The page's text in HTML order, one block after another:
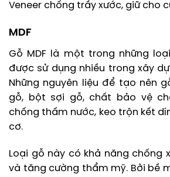
Veneer chống trầy xước, giữ cho
MDF
Gỗ MDF là một trong những
được sử dụng nhiều trong xây
Những nguyên liệu để tạo nên
gỗ, bột sợi gỗ, chất bảo vệ
chống thấm nước, keo trộn kết
cơ.
Loại gỗ này có khả năng chống
và tăng cường thẩm mỹ. Bởi bề